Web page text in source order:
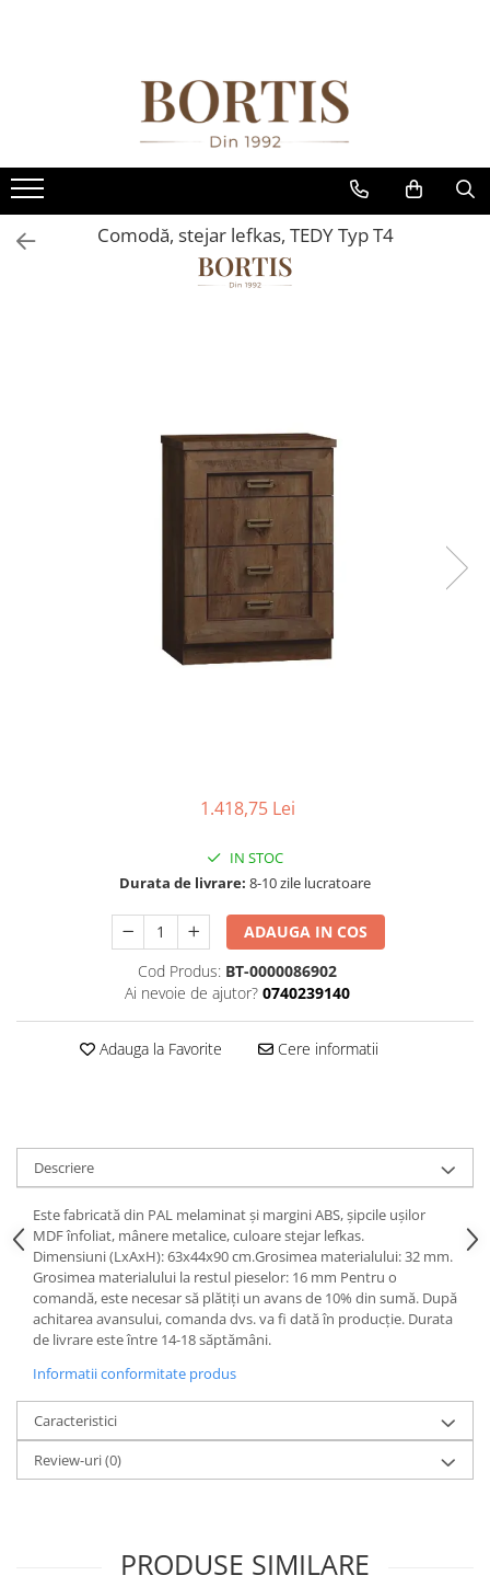
Fotolii balansoar/relaxante
Canapele
Coltare/canapele in L
Comode
Comode lux-ultramoderne
Mese sufragerie/dining
Comode lux-ultramoderne
Dulapuri haine si Sifoniere
Masute de toaleta
Noptiere dormitor
Paturi lemn & pal
Paturi metalice
Paturi tapitate
Saltele
Seturi dormitoare complete
Suporturi saltea/Somiere/Gratii
pentru pat
Mobilier Hol/Cuiere
Banci pentru asteptare
Colectia casmir -seturi
cuiere/mobila hol Rai casmir
Set mobilier Hol modern cu
panouri tapitate
Comodă, stejar lefkas, TEDY Typ T4
1.418,75 Lei
IN STOC
Durata de livrare: 8-10 zile lucratoare
ADAUGA IN COS
Cod Produs: BT-0000086902
Ai nevoie de ajutor? 0740239140
Adauga la Favorite Cere informatii
Descriere
Este fabricată din PAL melaminat şi margini ABS, şipcile uşilor
MDF înfoliat, mânere metalice, culoare stejar lefkas.
Dimensiuni (LxAxH): 63x44x90 cm.Grosimea materialului: 32 mm.
Grosimea materialului la restul pieselor: 16 mm Pentru o
comandă, este necesar să plătiţi un avans de 10% din sumă. După
achitarea avansului, comanda dvs. va fi dată în producţie. Durata
de livrare este între 14-18 săptămâni.
Informatii conformitate produs
Caracteristici
Review-uri(0)
PRODUSE SIMILARE